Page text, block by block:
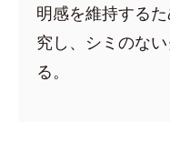
明感を維持する
究し、シミのな
る。